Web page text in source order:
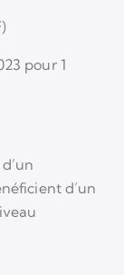
pour 1
d’un